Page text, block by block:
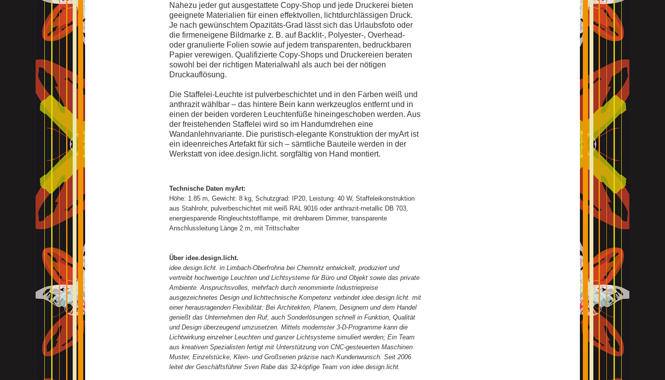
Nahezu jeder gut ausgestattete Copy-Shop und jede Druckerei bieten
geeignete Materialien für einen effektvollen, lichtdurchlässigen Druck.
Je nach gewünschtem Opazitäts-Grad lässt sich das Urlaubsfoto oder
die firmeneigene Bildmarke z. B. auf Backlit-, Polyester-, Overhead-
oder granulierte Folien sowie auf jedem transparenten, bedruckbaren
Papier verewigen. Qualifizierte Copy-Shops und Druckereien beraten
sowohl bei der richtigen Materialwahl als auch bei der nötigen
Druckauflösung.
Die Staffelei-Leuchte ist pulverbeschichtet und in den Farben weiß und
anthrazit wählbar – das hintere Bein kann werkzeuglos entfernt und in
einen der beiden vorderen Leuchtenfüße hineingeschoben werden. Aus
der freistehenden Staffelei wird so im Handumdrehen eine
Wandanlehnvariante. Die puristisch-elegante Konstruktion der myArt ist
ein ideenreiches Artefakt für sich – sämtliche Bauteile werden in der
Werkstatt von idee.design.licht. sorgfältig von Hand montiert.
Technische Daten myArt:
Höhe: 1.85 m, Gewicht: 8 kg, Schutzgrad: IP20, Leistung: 40 W, Staffeleikonstruktion
aus Stahlrohr, pulverbeschichtet mit weiß RAL 9016 oder anthrazit-metallic DB 703,
energiesparende Ringleuchtstofflampe, mit drehbarem Dimmer, transparente
Anschlussleitung Länge 2 m, mit Trittschalter
Über idee.design.licht.
idee.design.licht. in Limbach-Oberfrohna bei Chemnitz entwickelt, produziert und
vertreibt hochwertige Leuchten und Lichtsysteme für Büro und Objekt sowie das private
Ambiente. Anspruchsvolles, mehrfach durch renommierte Industriepreise
ausgezeichnetes Design und lichttechnische Kompetenz verbindet idee.design.licht. mit
einer herausragenden Flexibilität: Bei Architekten, Planern, Designern und dem Handel
genießt das Unternehmen den Ruf, auch Sonderlösungen schnell in Funktion, Qualität
und Design überzeugend umzusetzen. Mittels modernster 3-D-Programme kann die
Lichtwirkung einzelner Leuchten und ganzer Lichtsysteme simuliert werden; Ein Team
aus kreativen Spezialisten fertigt mit Unterstützung von CNC-gesteuerten Maschinen
Muster, Einzelstücke, Klein- und Großserien präzise nach Kundenwunsch. Seit 2006
leitet der Geschäftsführer Sven Rabe das 32-köpfige Team von idee.design.licht.